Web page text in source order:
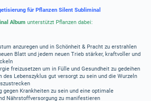
für Pflanzen Silent Subliminal
Album unterstützt Pflanzen dabei:
anzuregen und in Schönheit & Pracht zu erstrahlen
Blatt und jedem neuen Trieb stärker, kraftvoller und
freizusetzen um in Fülle und Gesundheit zu gedeihen
des Lebenszyklus gut versorgt zu sein und die Wurzeln
gegen Krankheiten zu sein und eine optimale
Nährstoffversorgung zu manifestieren